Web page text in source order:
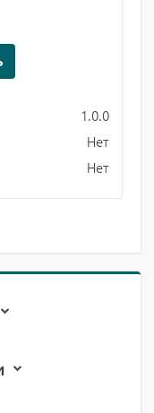
1.0.0
Нет
Нет